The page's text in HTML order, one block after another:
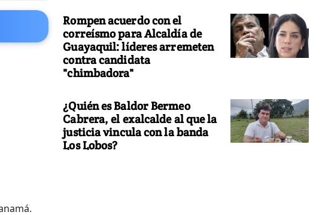
Rompen acuerdo con el
correísmo para Alcaldía de
Guayaquil: líderes arremeten
contra candidata
"chimbadora"
¿Quién es Baldor Bermeo
Cabrera, el exalcalde al que la
justicia vincula con la banda
Los Lobos?